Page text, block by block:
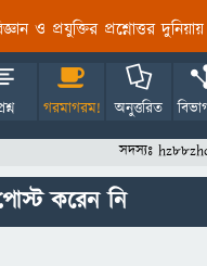
ও প্রযুক্তির প্রশ্নোত্তর
গরমাগরম! অনুত্তরিত
সদস্যঃ
করেন নি